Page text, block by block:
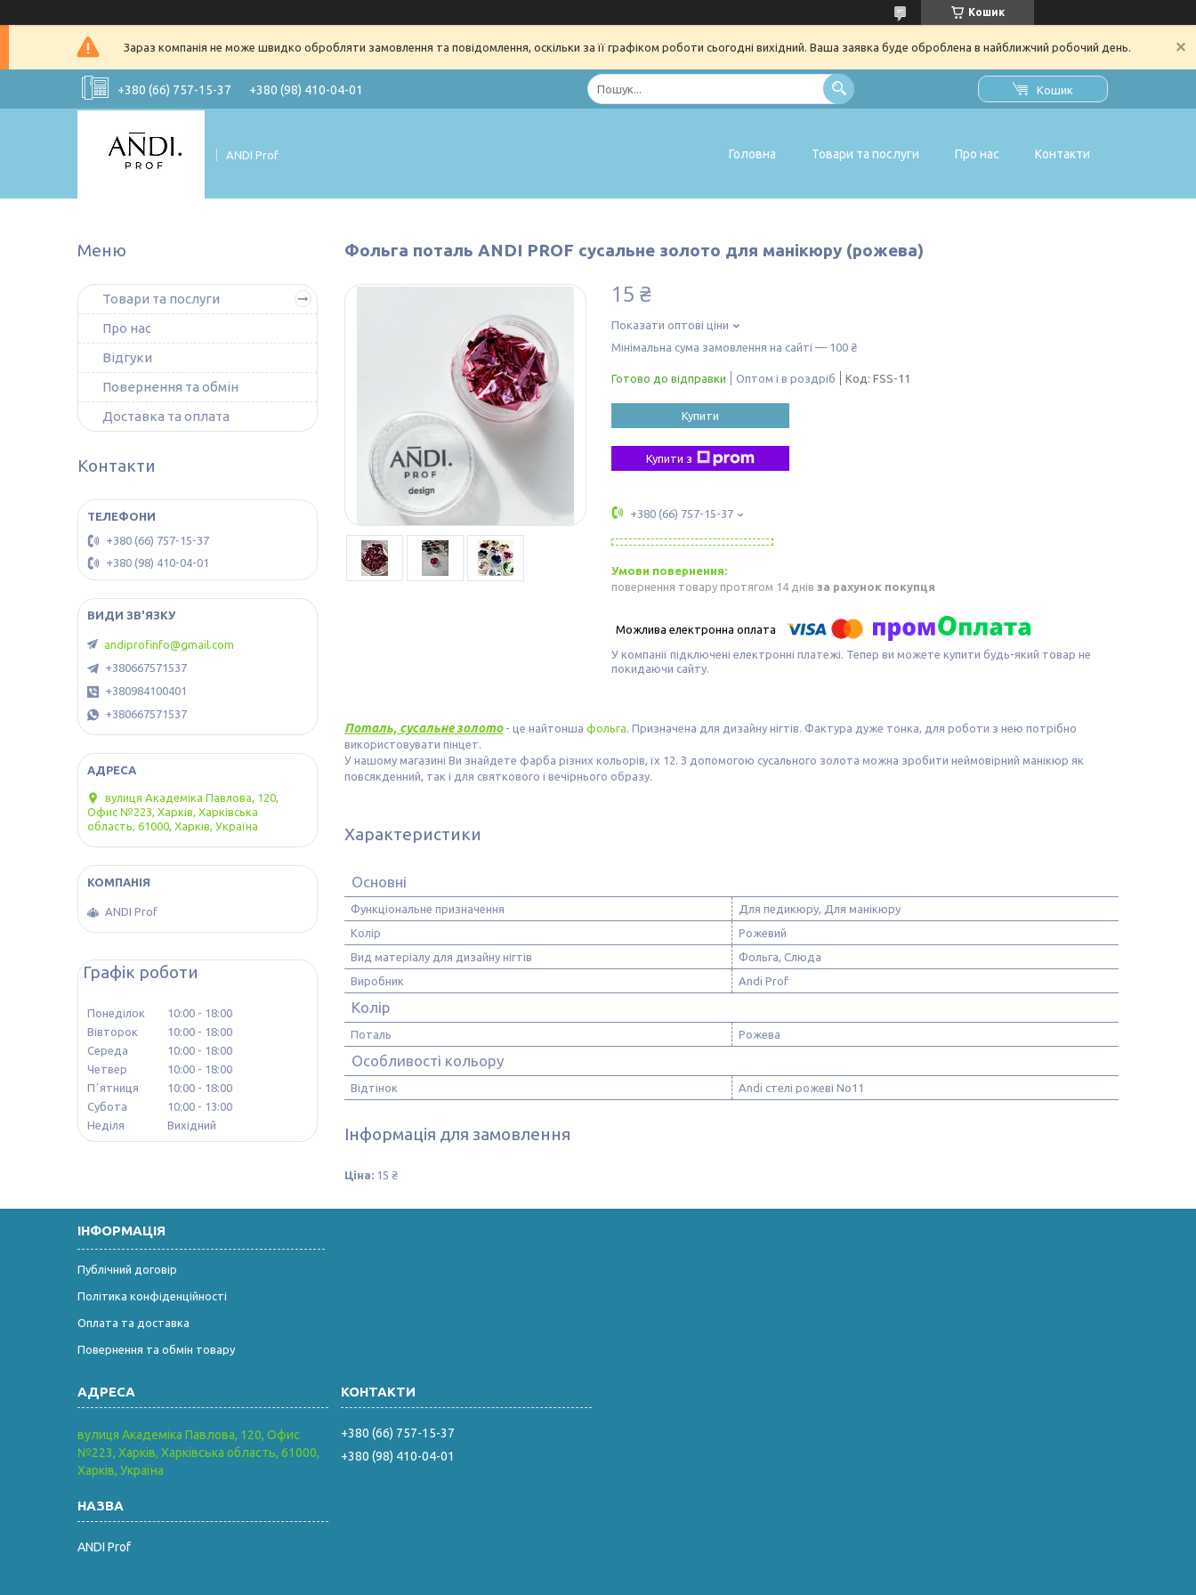
Кошик
Зараз компанія не може швидко обробляти замовлення та повідомлення, оскільки за її графіком роботи сьогодні вихідний. Ваша заявка буде оброблена в найближчий робочий день.
+380 (66) 757-15-37 +380 (98) 410-04-01 Кошик
ANDI Prof Головна Товари та послуги Про нас Контакти
Фольга поталь ANDI PROF сусальне золото для манікюру (рожева)
15 ₴
Показати оптові ціни
Мінімальна сума замовлення на сайті — 100 ₴
Готово до відправки Оптом і в роздріб Код: FSS-11
Купити
Купити з
+380 (66) 757-15-37
повернення товару протягом 14 днів за рахунок покупця
У компанії підключені електронні платежі. Тепер ви можете купити будь-який товар не
покидаючи сайту.
Поталь, сусальне золото- це найтонша фольга . Призначена для дизайну нігтів. Фактура дуже тонка, для роботи з нею потрібно
використовувати пінцет.
У нашому магазині Ви знайдете фарба різних кольорів, їх 12. З допомогою сусального золота можна зробити неймовірний манікюр як
повсякденний, так і для святкового і вечірнього образу.
Характеристики
Основні
Функціональне призначення
Для педикюру, Для манікюру
Колір
Рожевий
Вид матеріалу для дизайну нігтів
Фольга, Слюда
Виробник
Andi Prof
Колір
Поталь Рожева
Особливості кольору
Відтінок Andi стелі рожеві No11
Інформація для замовлення
Ціна: 15 ₴
Товари та послуги
Про нас
Відгуки
Повернення та обмін
Доставка та оплата
Контакти
+380 (66) 757-15-37
+380 (98) 410-04-01
andiprofinfo@gmail.com
+380667571537
+380984100401
+380667571537
вулиця Академіка Павлова, 120,
Офис №223, Харків, Харківська
область, 61000, Харків, Україна
ANDI Prof
Графік роботи
Понеділок 10:00
18:00
Вівторок
10:00
18:00
Середа
10:00
18:00
Четвер
10:00
18:00
Пʼятниця
10:00
18:00
Субота
10:00
13:00
Неділя
Вихідний
ІНФОРМАЦІЯ
Публічний договір
Політика конфіденційності
Оплата та доставка
Повернення та обмін товару
вулиця Академіка Павлова, 120, Офис
№223, Харків, Харківська область, 61000,
Харків, Україна
ANDI Prof
+380 (66) 757-15-37
+380 (98) 410-04-01